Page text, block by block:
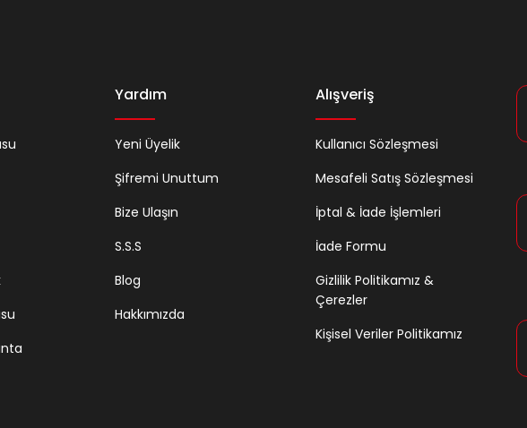
Yardım
Yeni Üyelik
Şifremi Unuttum
Bize Ulaşın
S.S.S
Blog
Hakkımızda
Alışveriş
Kullanıcı Sözleşmesi
Mesafeli Satış Sözleşmesi
İptal & İade İşlemleri
İade Formu
Gizlilik Politikamız &
Çerezler
Kişisel Veriler Politikamız